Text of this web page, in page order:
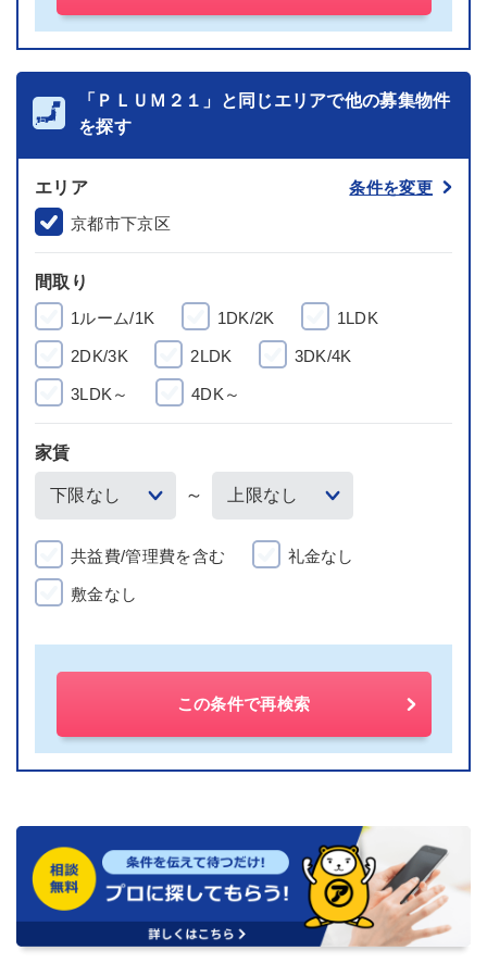
「ＰＬＵＭ２１」と同じエリアで他の募集物件
を探す
エリア
条件を変更
京都市下京区
間取り
1ルーム/1K
1DK/2K 1LDK
2DK/3K 2LDK 3DK/4K
3LDK～ 4DK～
家賃
～
共益費/管理費を含む 礼金なし
敷金なし
この条件で再検索